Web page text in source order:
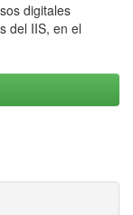
digitales
del IIS, en el